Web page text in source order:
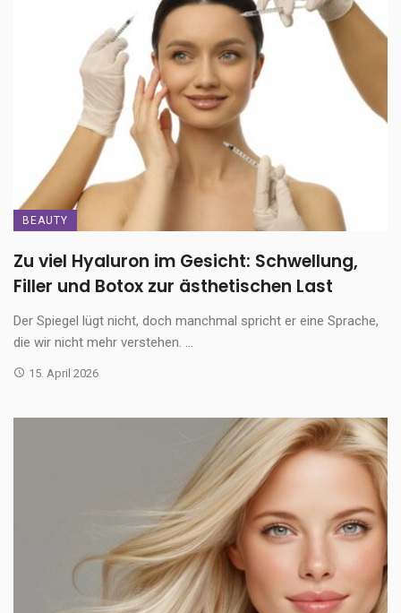
BEAUTY
Zu viel Hyaluron im Gesicht: Schwellung,
Filler und Botox zur ästhetischen Last
Der Spiegel lügt nicht, doch manchmal spricht er eine Sprache,
die wir nicht mehr verstehen. ...
15. April 2026